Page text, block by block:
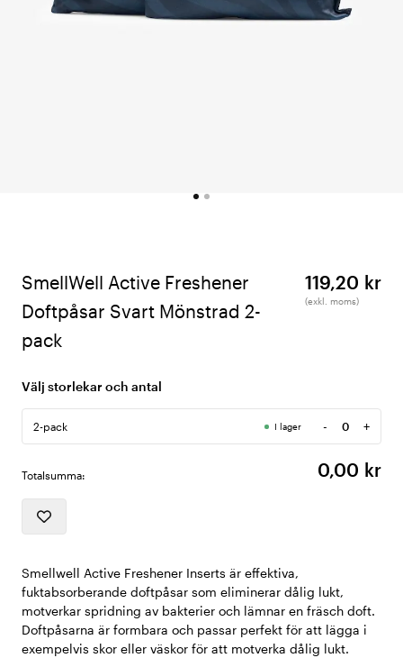
SmellWell Active Freshener
Doftpåsar Svart Mönstrad 2-
pack
119,20 kr
(exkl. moms)
Välj storlekar och antal
2-pack I lager -
Antal
+
Totalsumma: 0,00 kr
Smellwell Active Freshener Inserts är effektiva,
fuktabsorberande doftpåsar som eliminerar dålig lukt,
motverkar spridning av bakterier och lämnar en fräsch doft.
Doftpåsarna är formbara och passar perfekt för att lägga i
exempelvis skor eller väskor för att motverka dålig lukt.